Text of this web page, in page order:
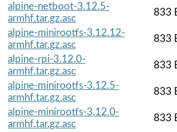
alpine-netboot-3.12.5-
armhf.tar.gz.asc
833
alpine-minirootfs-3.12.12-
armhf.tar.gz.asc
833
alpine-rpi-3.12.0-
armhf.tar.gz.asc
833
alpine-minirootfs-3.12.5-
armhf.tar.gz.asc
833
alpine-minirootfs-3.12.0-
armhf.tar.gz.asc
833